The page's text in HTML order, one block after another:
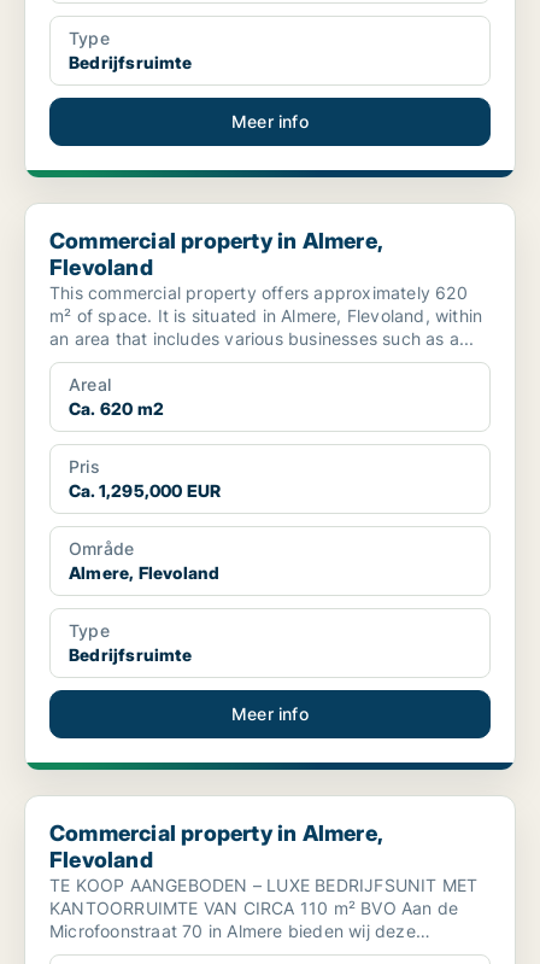
Type
Bedrijfsruimte
Meer info
Commercial property in Almere, Flevoland
Commercial property in Almere,
Flevoland
This commercial property offers approximately 620
m² of space. It is situated in Almere, Flevoland, within
an area that includes various businesses such as a...
Areal
Ca. 620 m2
Pris
Ca. 1,295,000 EUR
Område
Almere, Flevoland
Type
Bedrijfsruimte
Meer info
Commercial property in Almere, Flevoland
Commercial property in Almere,
Flevoland
TE KOOP AANGEBODEN – LUXE BEDRIJFSUNIT MET
KANTOORRUIMTE VAN CIRCA 110 m² BVO Aan de
Microfoonstraat 70 in Almere bieden wij deze
moderne en instapklare b...